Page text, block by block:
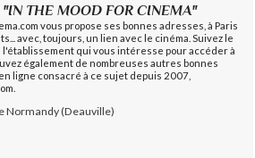
"IN THE MOOD FOR CINEMA"
vous propose ses bonnes adresses, à Paris
avec, toujours, un lien avec le cinéma. Suivez le
l'établissement qui vous intéresse pour accéder à
également de nombreuses autres bonnes
ligne consacré à ce sujet depuis 2007,
Normandy (Deauville)